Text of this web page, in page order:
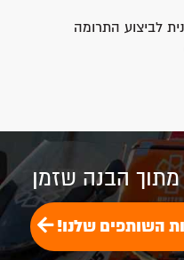
לביצוע התרומה
מתוך הבנה שזמן
השותפים שלנו!